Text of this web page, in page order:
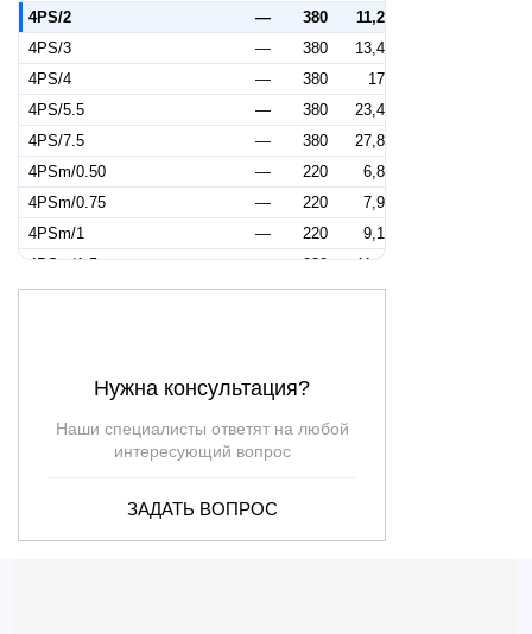
4PS/2
— 380
11,2
4PS/3
— 380
13,4
4PS/4
— 380
17
4PS/5.5
— 380
23,4
4PS/7.5
— 380
27,8
4PSm/0.50
— 220
6,8
4PSm/0.75
— 220
7,9
4PSm/1
— 220
9,1
4PSm/1.5
— 220
11,2
4PSm/2
— 220
13,4
Нужна консультация?
Наши специалисты ответят на любой
интересующий вопрос
ЗАДАТЬ ВОПРОС